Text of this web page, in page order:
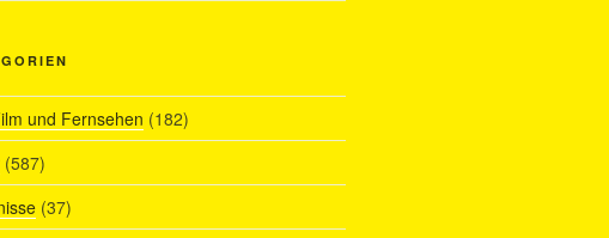
und Fernsehen (182)
(587)
(37)